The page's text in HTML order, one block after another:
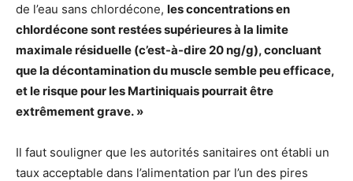
de l’eau sans chlordécone, les concentrations en
chlordécone sont restées supérieures à la limite
maximale résiduelle (c’est-à-dire 20 ng/g), concluant
que la décontamination du muscle semble peu efficace,
et le risque pour les Martiniquais pourrait être
extrêmement grave. »
Il faut souligner que les autorités sanitaires ont établi un
taux acceptable dans l’alimentation par l’un des pires